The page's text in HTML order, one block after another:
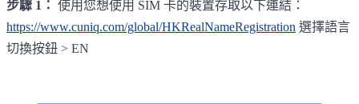
步驟 1： 使用您想使用 SIM 卡的裝置存取以下連結：
https://www.cuniq.com/global/HKRealNameRegistration 選擇語言
切換按鈕 > EN